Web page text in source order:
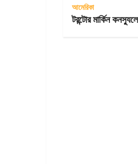
আমেরিকা
টরন্টোর মার্কিন